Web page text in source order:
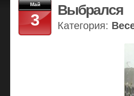
Май
3
Выбрался
Категория: